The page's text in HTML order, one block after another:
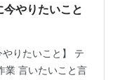
やりたいこと
やりたいこと】 テ
業 言いたいこと言